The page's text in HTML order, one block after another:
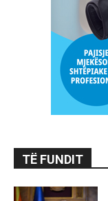
TË FUNDIT